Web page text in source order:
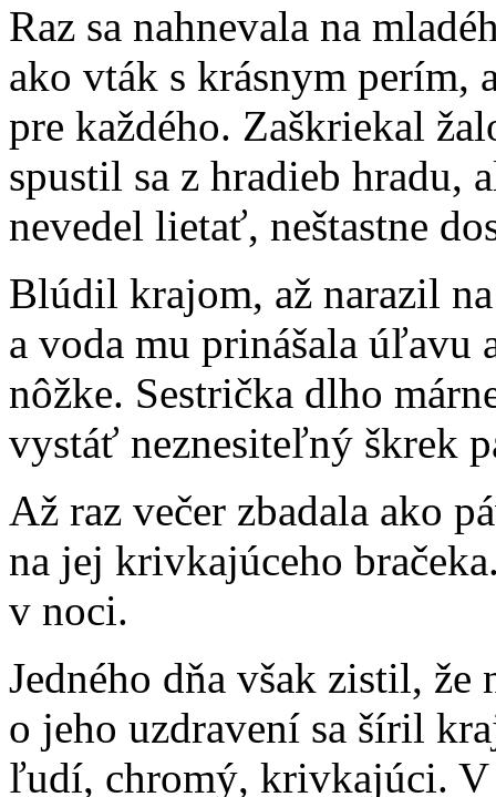
Raz sa nahnevala na
ako vták s krásnym perím,
pre každého. Zaškriekal
spustil sa z hradieb hradu,
nevedel lietať, neštastne
Blúdil krajom, až narazil
a voda mu prinášala úľavu
nôžke. Sestrička dlho
vystáť neznesiteľný škrek
Až raz večer zbadala ako
na jej krivkajúceho
v noci.
Jedného dňa však zistil,
o jeho uzdravení sa šíril
ľudí, chromý, krivkajúci. V